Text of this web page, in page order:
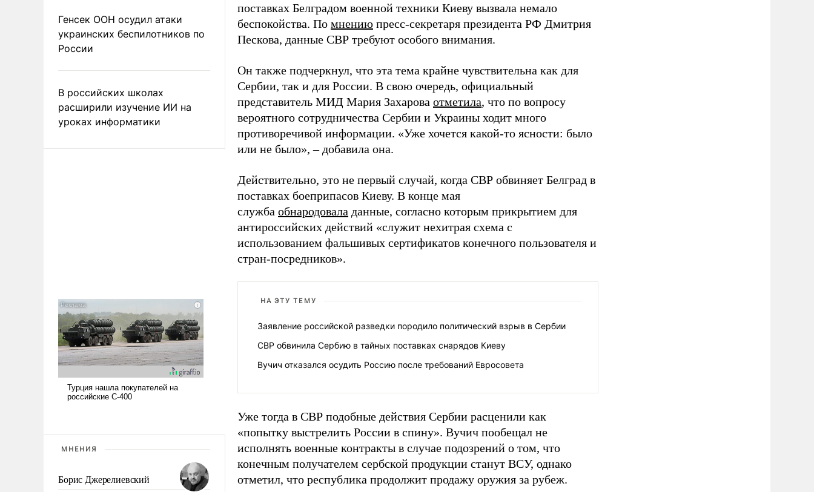
Генсек ООН осудил атаки
украинских беспилотников по
России
В российских школах
расширили изучение ИИ на
уроках информатики
МНЕНИЯ
Борис Джерелиевский
поставках Белградом военной техники Киеву вызвала немало
беспокойства. По мнению пресс-секретаря президента РФ Дмитрия
Пескова, данные СВР требуют особого внимания.
Он также подчеркнул, что эта тема крайне чувствительна как для
Сербии, так и для России. В свою очередь, официальный
представитель МИД Мария Захарова отметила, что по вопросу
вероятного сотрудничества Сербии и Украины ходит много
противоречивой информации. «Уже хочется какой-то ясности: было
или не было», – добавила она.
Действительно, это не первый случай, когда СВР обвиняет Белград в
поставках боеприпасов Киеву. В конце мая
служба обнародовала данные, согласно которым прикрытием для
антироссийских действий «служит нехитрая схема с
использованием фальшивых сертификатов конечного пользователя и
стран-посредников».
НА ЭТУ ТЕМУ
Заявление российской разведки породило политический взрыв в Сербии
СВР обвинила Сербию в тайных поставках снарядов Киеву
Вучич отказался осудить Россию после требований Евросовета
Уже тогда в СВР подобные действия Сербии расценили как
«попытку выстрелить России в спину». Вучич пообещал не
исполнять военные контракты в случае подозрений о том, что
конечным получателем сербской продукции станут ВСУ, однако
отметил, что республика продолжит продажу оружия за рубеж.